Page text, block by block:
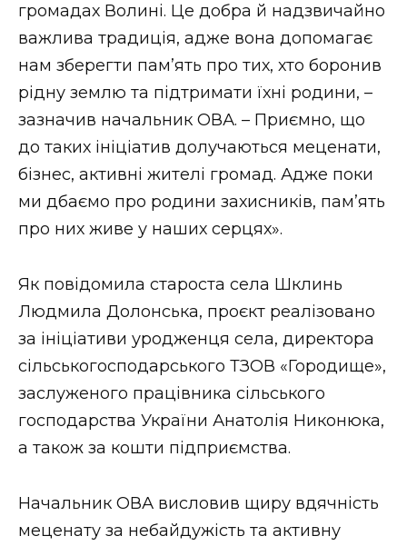
ВІДЕО
громадах Волині. Це добра й надзвичайно
важлива традиція, адже вона допомагає
нам зберегти пам’ять про тих, хто боронив
рідну землю та підтримати їхні родини, –
зазначив начальник ОВА. – Приємно, що
до таких ініціатив долучаються меценати,
бізнес, активні жителі громад. Адже поки
ми дбаємо про родини захисників, пам’ять
про них живе у наших серцях».
Як повідомила староста села Шклинь
Людмила Долонська, проєкт реалізовано
за ініціативи уродженця села, директора
сільськогосподарського ТЗОВ «Городище»,
заслуженого працівника сільського
господарства України Анатолія Никонюка,
а також за кошти підприємства.
Начальник ОВА висловив щиру вдячність
меценату за небайдужість та активну